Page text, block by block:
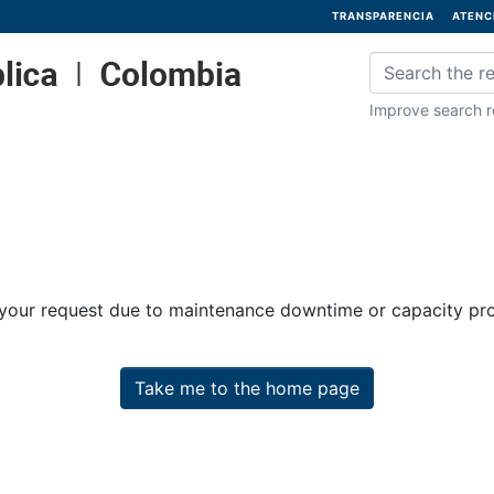
TRANSPARENCIA
Improve search
request due to maintenance downtime or capacity
Take me to the home page